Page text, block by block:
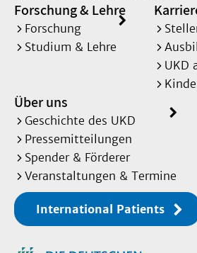
Forschung & Lehre
Forschung
Studium & Lehre
UKD
Über uns
Geschichte des UKD
Pressemitteilungen
Spender & Förderer
Veranstaltungen & Termine
International Patients